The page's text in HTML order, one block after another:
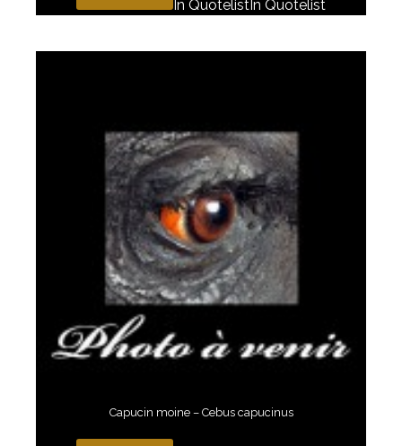
In Quotelist In Quotelist
Capucin moine – Cebus capucinus